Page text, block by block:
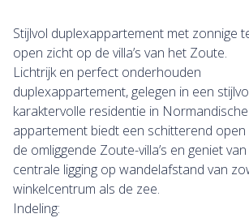
Stijlvol duplexappartement met zonnige
open zicht op de villa’s van het Zoute.
Lichtrijk en perfect onderhouden
duplexappartement, gelegen in een
karaktervolle residentie in
appartement biedt een schitterend
de omliggende Zoute-villa’s en geniet
centrale ligging op wandelafstand van
winkelcentrum als de zee.
Indeling: